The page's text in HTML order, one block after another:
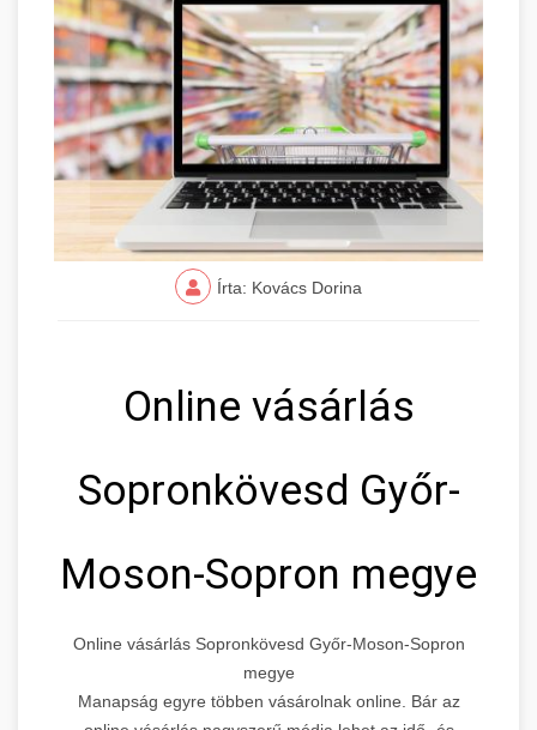
Írta: Kovács Dorina
Online vásárlás
Sopronkövesd Győr-
Moson-Sopron megye
Online vásárlás Sopronkövesd Győr-Moson-Sopron
megye
Manapság egyre többen vásárolnak online. Bár az